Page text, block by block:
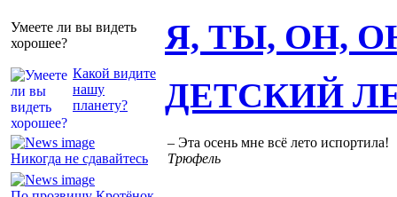
Умеете ли вы видеть
хорошее?
Какой видите
нашу
планету?
Я, ТЫ, ОН,
Никогда не сдавайтесь
ДЕТСКИЙ
– Эта осень мне всё лето испортила!
Трюфель